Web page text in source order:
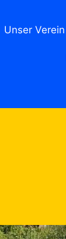
Unser Verein